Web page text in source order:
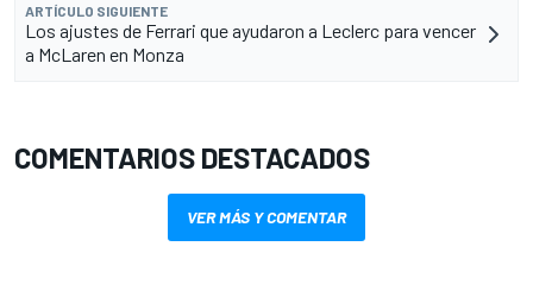
ARTÍCULO SIGUIENTE
Los ajustes de Ferrari que ayudaron a Leclerc para vencer
a McLaren en Monza
COMENTARIOS DESTACADOS
VER MÁS Y COMENTAR